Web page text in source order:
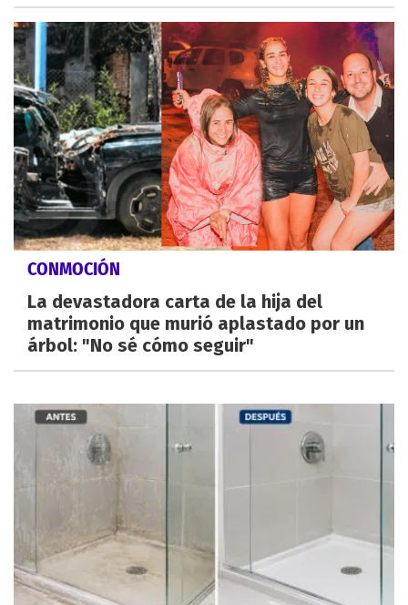
CONMOCIÓN
La devastadora carta de la hija del
matrimonio que murió aplastado por un
árbol: "No sé cómo seguir"